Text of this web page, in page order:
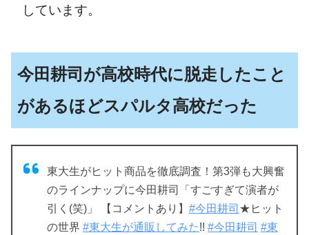
しています。
今田耕司が高校時代に脱走したこと
があるほどスパルタ高校だった
東大生がヒット商品を徹底調査！第3弾も大興奮
のラインナップに今田耕司「すごすぎて演者が
引く(笑)」 【コメントあり】 #今田耕司 ★ヒット
の世界 #東大生が通販してみた!! #今田耕司 #東